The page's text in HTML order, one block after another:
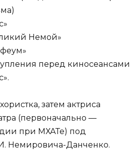
Немой»
перед киносеансами
затем актриса
(первоначально —
при МХАТе) под
Немировича-Данченко.